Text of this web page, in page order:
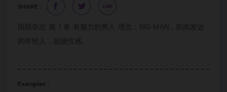
SHARE :
陌陌杂志 第 1 卷 有魅力的男人 理念：BIG MAN，肌肉发达
的年轻人，超级性感。
Examples :